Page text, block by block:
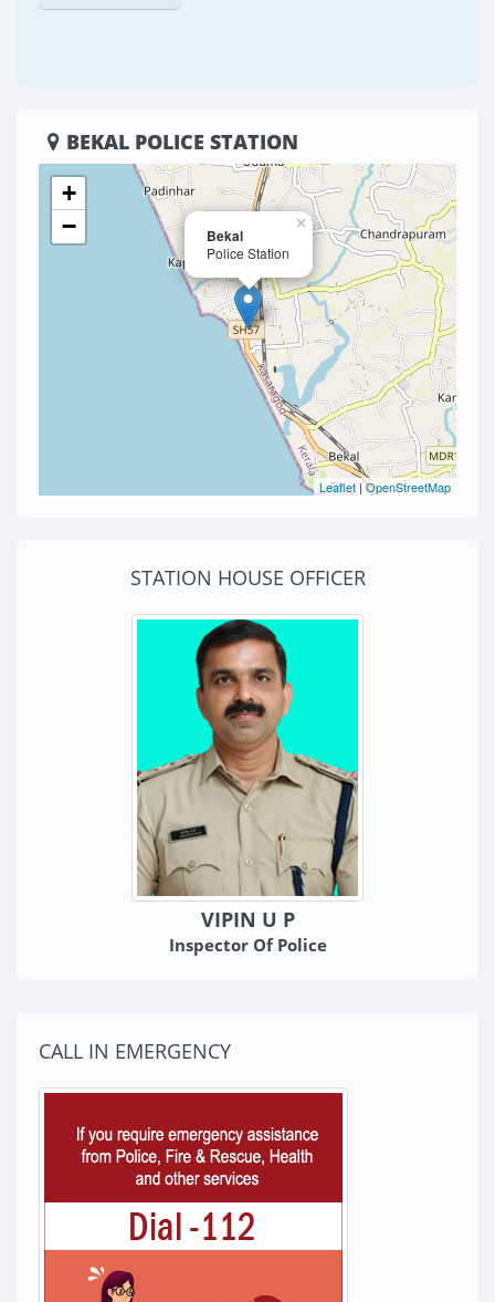
BEKAL POLICE STATION
Bekal
Police Station
×
+
−
Leaflet |OpenStreetMap
STATION HOUSE OFFICER
VIPIN U P
Inspector Of Police
CALL IN EMERGENCY